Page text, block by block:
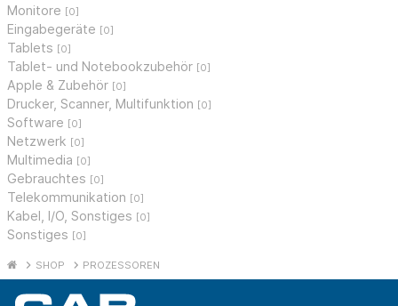
Monitore [0]
Eingabegeräte [0]
Tablets [0]
Tablet- und Notebookzubehör [0]
Apple & Zubehör [0]
Drucker, Scanner, Multifunktion [0]
Software [0]
Netzwerk [0]
Multimedia [0]
Gebrauchtes [0]
Telekommunikation [0]
Kabel, I/O, Sonstiges [0]
Sonstiges [0]
SHOP PROZESSOREN